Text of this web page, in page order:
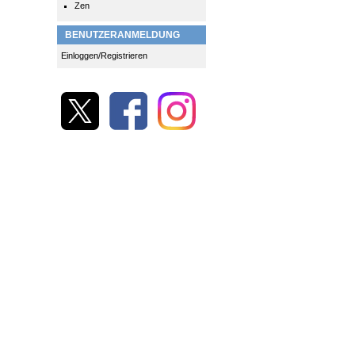
Zen
BENUTZERANMELDUNG
Einloggen/Registrieren